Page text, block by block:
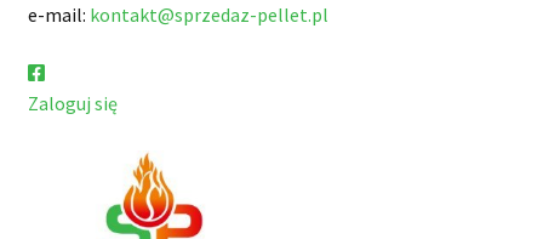
e-mail: kontakt@sprzedaz-pellet.pl
Zaloguj się